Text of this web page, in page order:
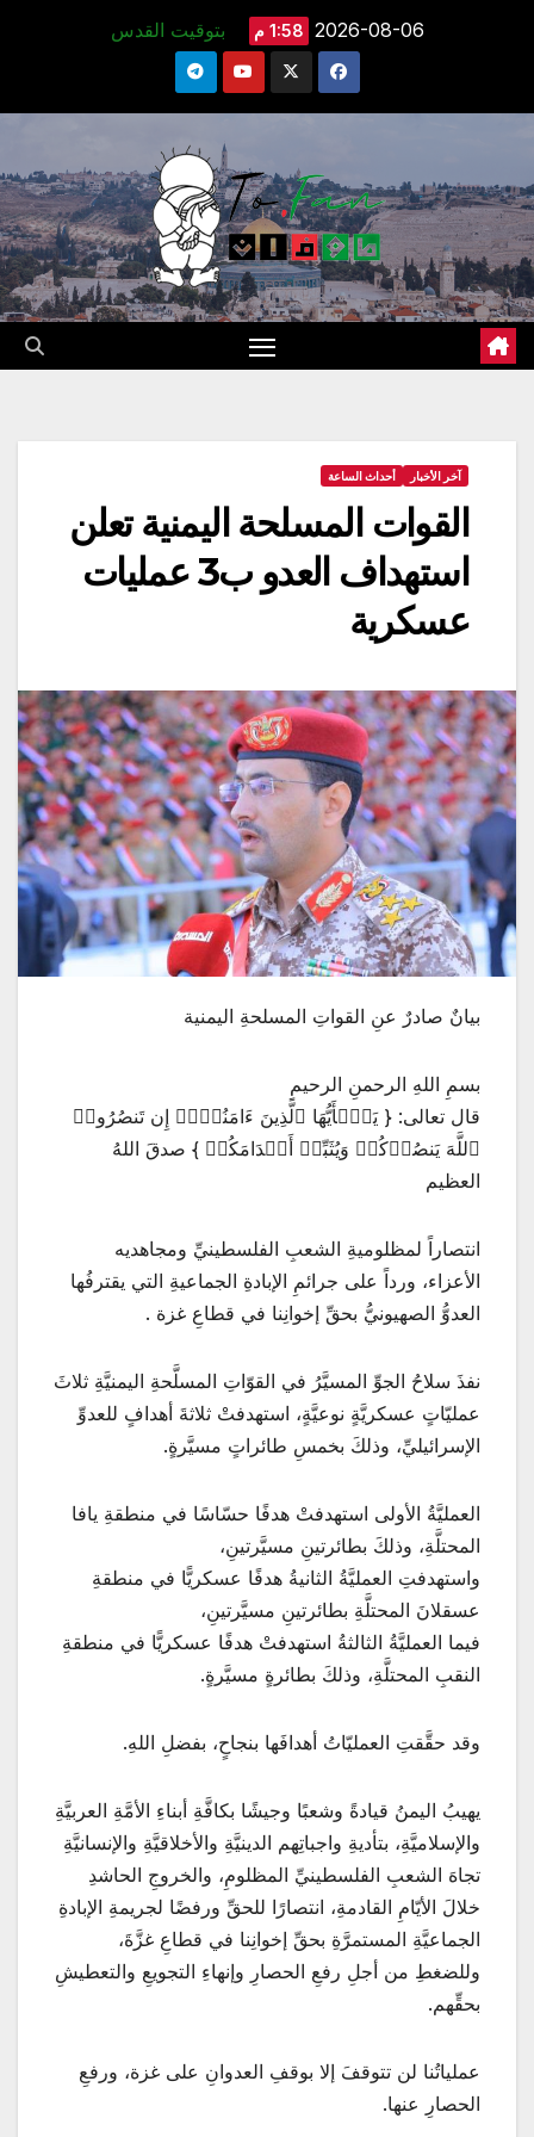
2026-08-06 1:58 م بتوقيت القدس
آخر الأخبار أحداث الساعة
القوات المسلحة اليمنية تعلن
استهداف العدو ب3 عمليات
عسكرية
بيانٌ صادرٌ عنِ القواتِ المسلحةِ اليمنية
بسمِ اللهِ الرحمنِ الرحيمِ
قال تعالى: { یَـٰۤأَیُّهَا ٱلَّذِینَ ءَامَنُوۤا۟ إِن تَنصُرُوا۟
ٱللَّهَ یَنصُرۡكُمۡ وَیُثَبِّتۡ أَقۡدَامَكُمۡ } صدقَ اللهُ
العظيم
انتصاراً لمظلوميةِ الشعبِ الفلسطينيِّ ومجاهديه
الأعزاء، ورداً على جرائمِ الإبادةِ الجماعيةِ التي يقترفُها
العدوُّ الصهيونيُّ بحقِّ إخوانِنا في قطاعِ غزة .
نفذَ سلاحُ الجوِّ المسيَّرُ في القوّاتِ المسلَّحةِ اليمنيَّةِ ثلاثَ
عمليّاتٍ عسكريَّةٍ نوعيَّةٍ، استهدفتْ ثلاثةَ أهدافٍ للعدوِّ
الإسرائيليِّ، وذلكَ بخمسِ طائراتٍ مسيَّرةٍ.
العمليَّةُ الأولى استهدفتْ هدفًا حسّاسًا في منطقةِ يافا
المحتلَّةِ، وذلكَ بطائرتينِ مسيَّرتينِ،
واستهدفتِ العمليَّةُ الثانيةُ هدفًا عسكريًّا في منطقةِ
عسقلانَ المحتلَّةِ بطائرتينِ مسيَّرتينِ،
فيما العمليَّةُ الثالثةُ استهدفتْ هدفًا عسكريًّا في منطقةِ
النقبِ المحتلَّةِ، وذلكَ بطائرةٍ مسيَّرةٍ.
وقد حقَّقتِ العمليّاتُ أهدافَها بنجاحٍ، بفضلِ اللهِ.
يهيبُ اليمنُ قيادةً وشعبًا وجيشًا بكافَّةِ أبناءِ الأمَّةِ العربيَّةِ
والإسلاميَّةِ، بتأديةِ واجباتِهم الدينيَّةِ والأخلاقيَّةِ والإنسانيَّةِ
تجاهَ الشعبِ الفلسطينيِّ المظلومِ، والخروجِ الحاشدِ
خلالَ الأيّامِ القادمةِ، انتصارًا للحقِّ ورفضًا لجريمةِ الإبادةِ
الجماعيَّةِ المستمرَّةِ بحقِّ إخوانِنا في قطاعِ غزَّةَ،
وللضغطِ من أجلِ رفعِ الحصارِ وإنهاءِ التجويعِ والتعطيشِ
بحقِّهم.
عملياتُنا لن تتوقفَ إلا بوقفِ العدوانِ على غزة، ورفعِ
الحصارِ عنها.